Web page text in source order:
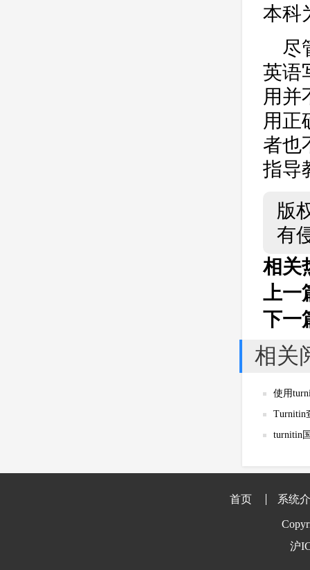
本科
尽
英语
用并
用正
者也
指导
版
有
相关
上一
下一
相关
使用
Turnitin
turnitin
首页 系统
沪